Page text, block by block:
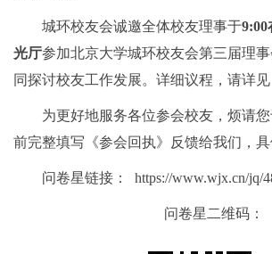
城环校友会诚邀全体校友理事于9:00
光厅参加北京大学城环校友会第三届理
同探讨校友工作发展。详细议程，请详见
为更好地服务各位参会校友，烦请您
前完整填写《参会回执》反馈给我们，具
问卷星链接： https://www.wjx.cn/jq/
问卷星二维码：